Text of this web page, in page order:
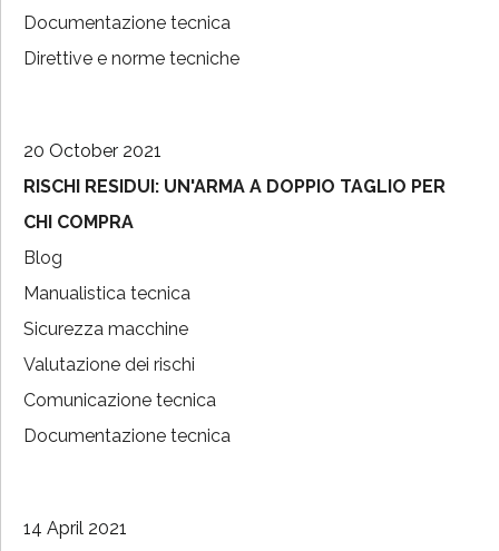
Documentazione tecnica
Direttive e norme tecniche
20 October 2021
RISCHI RESIDUI: UN'ARMA A DOPPIO TAGLIO PER
CHI COMPRA
Blog
Manualistica tecnica
Sicurezza macchine
Valutazione dei rischi
Comunicazione tecnica
Documentazione tecnica
14 April 2021